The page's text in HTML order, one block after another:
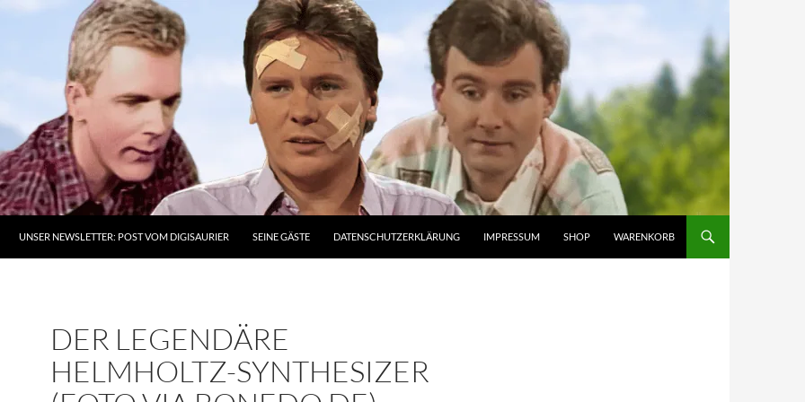
UNSER NEWSLETTER: POST VOM DIGISAURIER SEINE GÄSTE DATENSCHUTZERKLÄRUNG IMPRESSUM SHOP WARENKORB
DER LEGENDÄRE
HELMHOLTZ-SYNTHESIZER